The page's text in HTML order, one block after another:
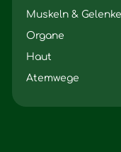
Muskeln & Gelenke
Organe
Haut
Atemwege